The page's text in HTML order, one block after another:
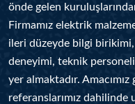
önde gelen
Firmamız elektrik
ileri düzeyde bilgi
deneyimi, teknik
yer almaktadır.
referanslarımız dahilinde